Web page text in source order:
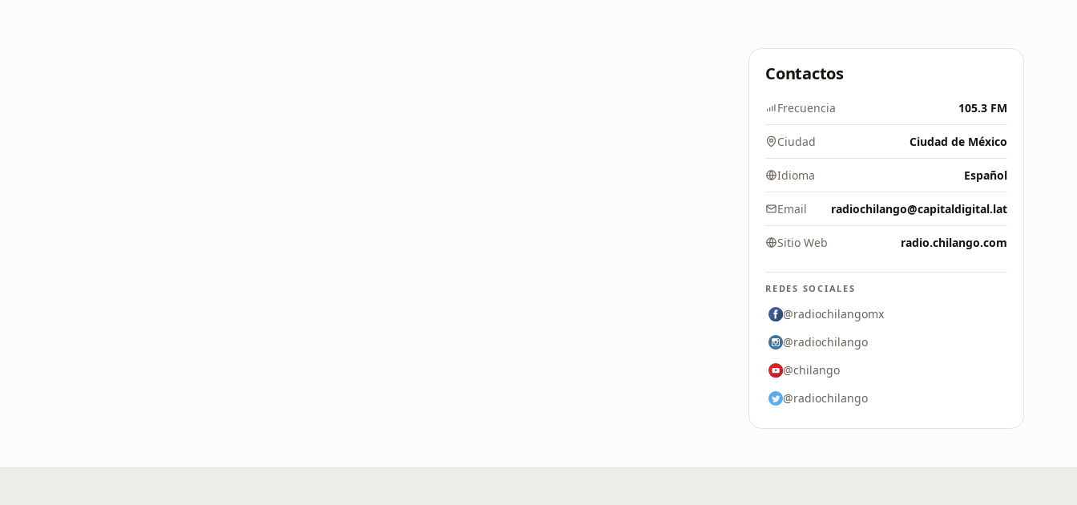
Contactos
Frecuencia 105.3 FM
Ciudad Ciudad de México
Idioma Español
Email radiochilango@capitaldigital.lat
Sitio Web radio.chilango.com
REDES SOCIALES
@radiochilangomx
@radiochilango
@chilango
@radiochilango